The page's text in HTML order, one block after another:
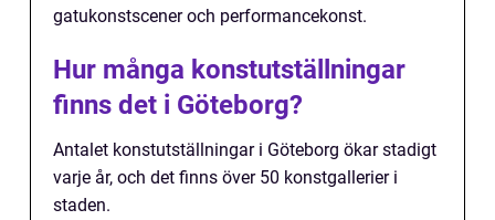
gatukonstscener och performancekonst.
Hur många konstutställningar
finns det i Göteborg?
Antalet konstutställningar i Göteborg ökar stadigt
varje år, och det finns över 50 konstgallerier i
staden.